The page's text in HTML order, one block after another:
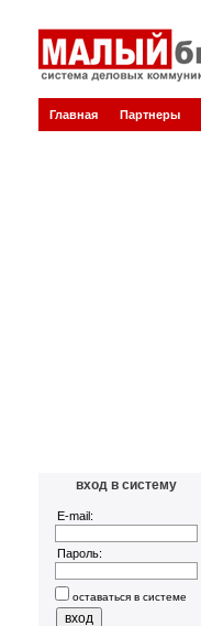
Главная Партнеры
вход в систему
E-mail:
Пароль:
оставаться в системе